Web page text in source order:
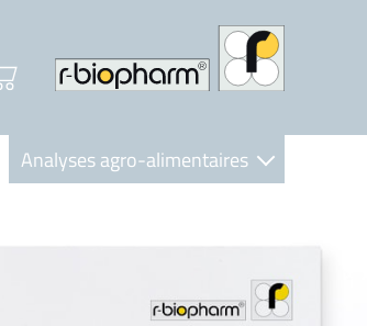
Analyses agro-alimentaires